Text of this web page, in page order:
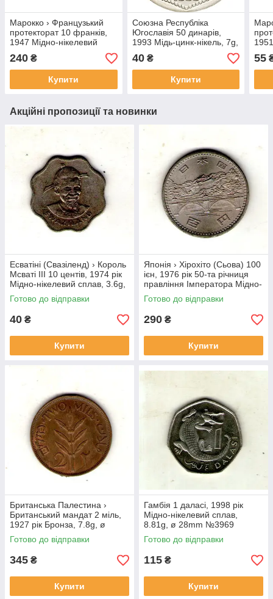
Марокко › Французький
протекторат 10 франків,
1947 Мідно-нікелевий
сплав, 7.1g, ø 26mm
№480
240 ₴
Купити
Союзна Республіка
Югославія 50 динарів,
1993 Мідь-цинк-нікель, 7g,
ø 26mm №бн
40₴
Купити
55
Акційні пропозиції та новинки
Есватіні (Свазіленд) › Король
Мсваті III 10 центів, 1974 рік
Мідно-нікелевий сплав, 3.6g,
ø 22mm №1814
Готово до відправки
40 ₴
Купити
Японія › Хірохіто (Сьова) 100
ієн, 1976 рік 50-та річниця
правління Імператора Мідно-
нікелевий сплав, 12g, ø
30mm №3974
Готово до відправки
290 ₴
Купити
Британська Палестина ›
Британський мандат 2 міль,
1927 рік Бронза, 7.8g, ø
28mm №1852
Готово до відправки
345 ₴
Купити
Гамбія 1 даласі, 1998 рік
Мідно-нікелевий сплав,
8.81g, ø 28mm №3969
Готово до відправки
115 ₴
Купити